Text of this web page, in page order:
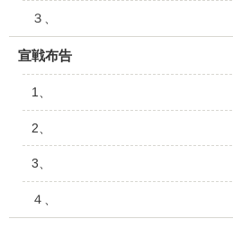
３、
宣戦布告
1、
2、
3、
４、